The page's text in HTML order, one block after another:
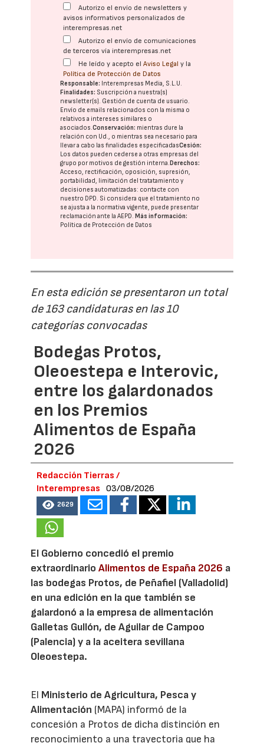
Autorizo el envío de newsletters y
avisos informativos personalizados de
interempresas.net
Autorizo el envío de comunicaciones
de terceros vía interempresas.net
He leído y acepto elAviso Legal y la
Política de Protección de Datos
Responsable: Interempresas Media, S.L.U.
Finalidades: Suscripción a nuestra(s)
newsletter(s). Gestión de cuenta de usuario.
Envío de emails relacionados con la misma o
relativos a intereses similares o
asociados.Conservación: mientras dure la
relación con Ud., o mientras sea necesario para
llevar a cabo las finalidades especificadasCesión:
Los datos pueden cederse a otras empresas del
grupo por motivos de gestión interna. Derechos:
Acceso, rectificación, oposición, supresión,
portabilidad, limitación del tratatamiento y
decisiones automatizadas: contacte con
nuestro DPD. Si considera que el tratamiento no
se ajusta a la normativa vigente, puede presentar
reclamación ante laAEPD. Más información:
Política de Protección de Datos
En esta edición se presentaron un total
de 163 candidaturas en las 10
categorías convocadas
Bodegas Protos,
Oleoestepa e Interovic,
entre los galardonados
en los Premios
Alimentos de España
2026
Redacción Tierras /
Interempresas
03/08/2026
2629
El Gobierno concedió el premio
extraordinarioAlimentos de España 2026 a
las bodegas Protos, de Peñafiel (Valladolid)
en una edición en la que también se
galardonó a la empresa de alimentación
Galletas Gullón, de Aguilar de Campoo
(Palencia) y a la aceitera sevillana
Oleoestepa.
El Ministerio de Agricultura, Pesca y
Alimentación (MAPA) informó de la
concesión a Protos de dicha distinción en
reconocimiento a una trayectoria que ha